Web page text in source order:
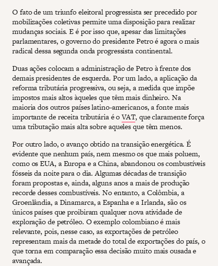
O fato de um triunfo eleitoral progressista ser precedido por
mobilizações coletivas permite uma disposição para realizar
mudanças sociais. E é por isso que, apesar das limitações
parlamentares, o governo do presidente Petro é agora o mais
radical dessa segunda onda progressista continental.
Duas ações colocam a administração de Petro à frente dos
demais presidentes de esquerda. Por um lado, a aplicação da
reforma tributária progressiva, ou seja, a medida que impõe
impostos mais altos àqueles que têm mais dinheiro. Na
maioria dos outros países latino-americanos, a fonte mais
importante de receita tributária é oVAT, que claramente força
uma tributação mais alta sobre aqueles que têm menos.
Por outro lado, o avanço obtido na transição energética. É
evidente que nenhum país, nem mesmo os que mais poluem,
como os EUA, a Europa e a China, abandonou os combustíveis
fósseis da noite para o dia. Algumas décadas de transição
foram propostas e, ainda, alguns anos a mais de produção
recorde desses combustíveis. No entanto, a Colômbia, a
Groenlândia, a Dinamarca, a Espanha e a Irlanda, são os
únicos países que proibiram qualquer nova atividade de
exploração de petróleo. O exemplo colombiano é mais
relevante, pois, nesse caso, as exportações de petróleo
representam mais da metade do total de exportações do país, o
que torna em comparação essa decisão muito mais ousada e
avançada.